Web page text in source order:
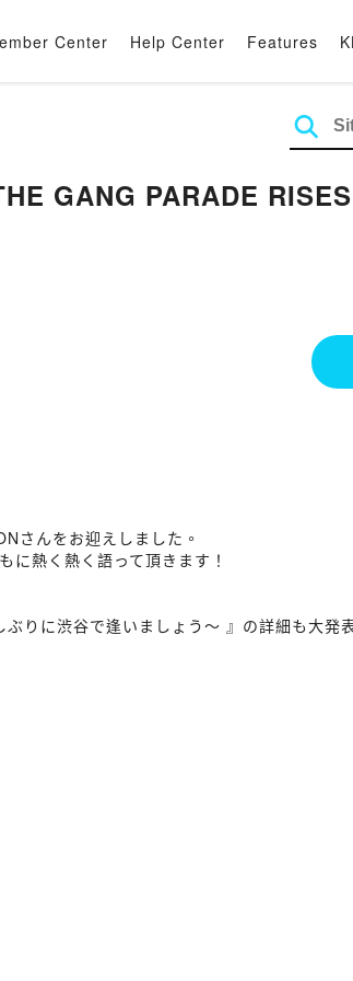
Center Help Center Features
GANG PARADE
さんをお迎えしました。
熱く熱く語って頂きます！
りに渋谷で逢いましょう〜 』の詳細も大発